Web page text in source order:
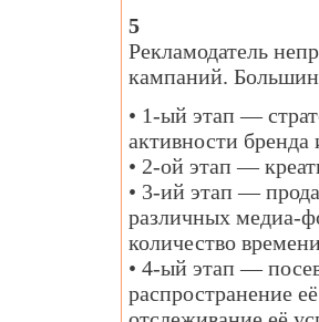
5
Рекламодатель
кампаний.
• 1-ый этап —
активности
• 2-ой этап —
• 3-ий этап —
различных медиа-
количество
• 4-ый этап —
распространение